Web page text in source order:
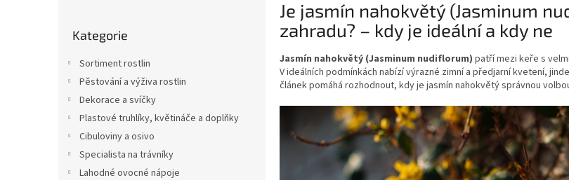
kategorie
Kategorie
Sortiment rostlin
Pěstování a výživa rostlin
Dekorace a svíčky
Plastové truhlíky, květináče a doplňky
Cibuloviny a osivo
Specialista na trávníky
Lahodné ovocné nápoje
Je jasmín nahokvětý (Jasminum
zahradu? – kdy je ideální a kdy ne
Jasmín nahokvětý (Jasminum nudiflorum) patří mezi keře s
V ideálních podmínkách nabízí výrazné zimní a předjarní kvetení,
článek pomáhá rozhodnout, kdy je jasmín nahokvětý správnou